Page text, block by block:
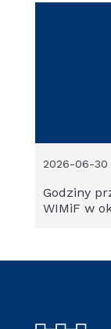
Godziny
WIMiF w
2026-06-30